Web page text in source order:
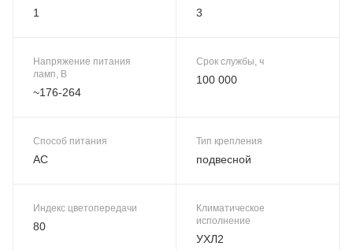
1 3
Напряжение питания
ламп, В
~176-264
Срок службы, ч
100 000
Способ питания
AC
Тип крепления
подвесной
Индекс цветопередачи
80
Климатическое
исполнение
УХЛ2